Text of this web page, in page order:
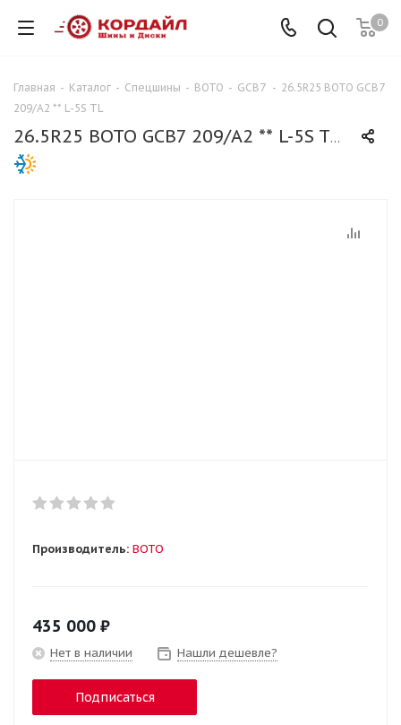
0
Главная - Каталог - Спецшины - BOTO - GCB7 - 26.5R25 BOTO GCB7
209/A2 ** L-5S TL
26.5R25 BOTO GCB7 209/A2 ** L-5S TL
Производитель: BOTO
435 000 ₽
Нет в наличии Нашли дешевле?
Подписаться